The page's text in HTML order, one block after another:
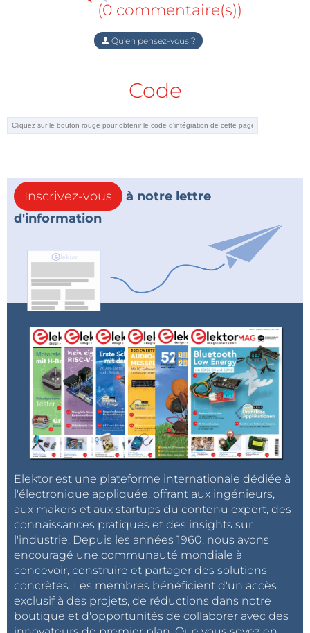
(0 commentaire(s))
Qu'en pensez-vous ?
Code
Inscrivez-vous
à notre lettre
d'information
Elektor est une plateforme internationale dédiée à
l'électronique appliquée, offrant aux ingénieurs,
aux makers et aux startups du contenu expert, des
connaissances pratiques et des insights sur
l'industrie. Depuis les années 1960, nous avons
encouragé une communauté mondiale à
concevoir, construire et partager des solutions
concrètes. Les membres bénéficient d'un accès
exclusif à des projets, de réductions dans notre
boutique et d'opportunités de collaborer avec des